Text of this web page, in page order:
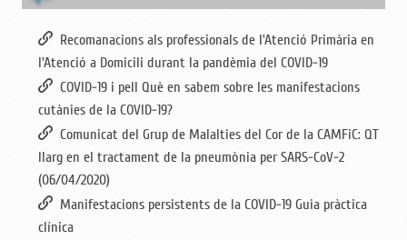
Recomanacions als professionals de l'Atenció Primària en
l'Atenció a Domicili durant la pandèmia del COVID-19
COVID-19 i pell Què en sabem sobre les manifestacions
cutànies de la COVID-19?
Comunicat del Grup de Malalties del Cor de la CAMFiC: QT
llarg en el tractament de la pneumònia per SARS-CoV-2
(06/04/2020)
Manifestacions persistents de la COVID-19 Guia pràctica
clínica